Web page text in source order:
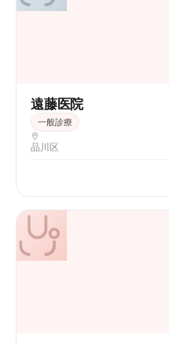
遠藤医院
一般診療
品川区